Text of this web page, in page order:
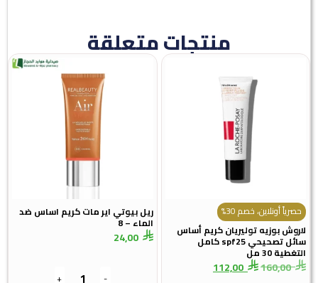
منتجات متعلقة
حصرياً أونلاين، خصم 30%
لاروش بوزيه توليريان كريم أساس
سائل تصحيحي spf25 كامل
التغطية 30 مل
160,00
112,00
ريل بيوتي اير مات كريم اساس ضد
الماء – 8
24,00
-
+